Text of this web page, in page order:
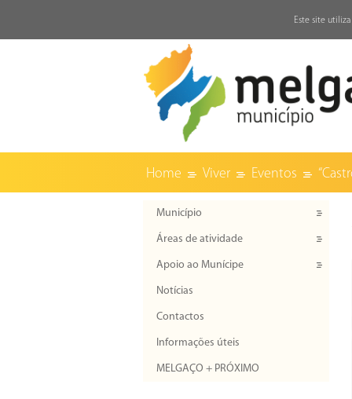
Home Viver Eventos
Município
Áreas de atividade
Apoio ao Munícipe
Notícias
Contactos
Informações úteis
MELGAÇO + PRÓXIMO
Este site